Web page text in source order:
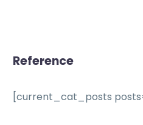
Reference
[current_cat_posts